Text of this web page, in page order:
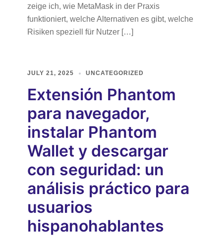
zeige ich, wie MetaMask in der Praxis
funktioniert, welche Alternativen es gibt, welche
Risiken speziell für Nutzer […]
JULY 21, 2025 UNCATEGORIZED
Extensión Phantom
para navegador,
instalar Phantom
Wallet y descargar
con seguridad: un
análisis práctico para
usuarios
hispanohablantes